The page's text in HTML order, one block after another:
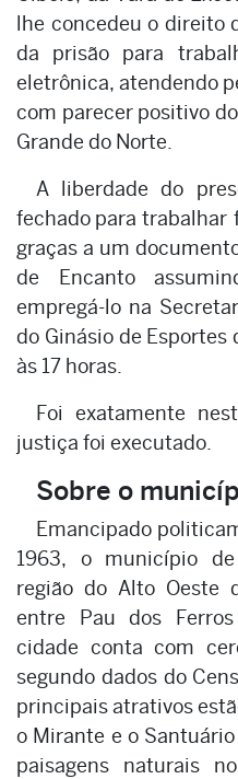
lhe concedeu o direito
da prisão para
eletrônica, atendendo
com parecer positivo
Grande do Norte.
A liberdade do
fechado para trabalhar
graças a um
de Encanto
empregá-lo na
do Ginásio de Esportes
às 17 horas.
Foi exatamente
justiça foi executado.
Sobre o
Emancipado
1963, o município
região do Alto Oeste
entre Pau dos
cidade conta com
segundo dados do
principais atrativos
o Mirante e o
paisagens naturais